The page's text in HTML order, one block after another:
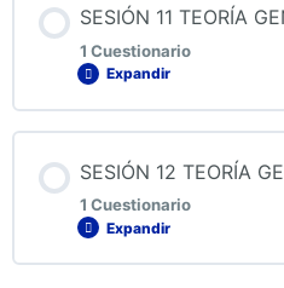
QUIZ 10 TEORÍA
SESIÓN 11 TEORÍA
1 Cuestionario
Expandir
QUIZ 11 TEORÍA
SESIÓN 12 TEORÍA
1 Cuestionario
Expandir